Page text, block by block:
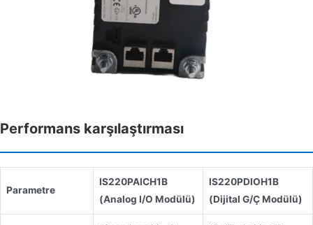
Performans karşılaştırması
Parametre
IS220PAICH1B
(Analog I/O Modülü)
IS220PDIOH1B
(Dijital G/Ç Modülü)